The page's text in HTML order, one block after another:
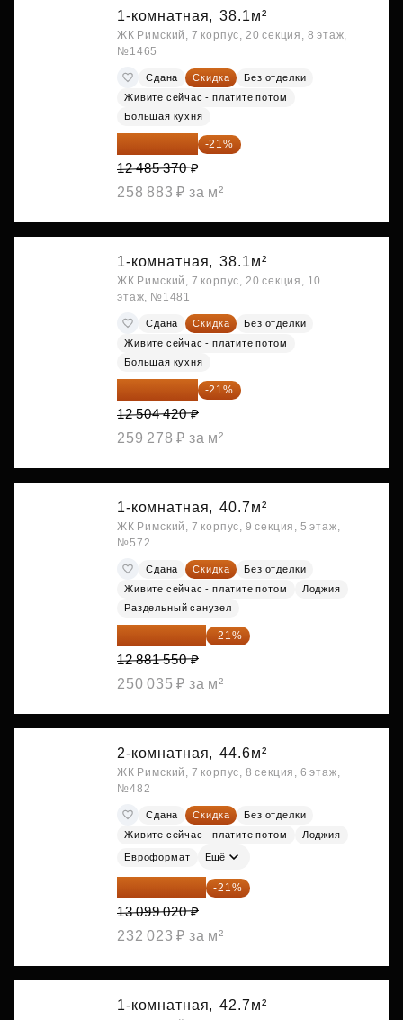
1-комнатная, 38.1м²
ЖК Римский, 7 корпус, 20 секция, 8 этаж,
№1465
Сдана Скидка
Без отделки
Живите сейчас - платите потом
Большая кухня
-21%
12 485 370 ₽
258 883 ₽ за м²
1-комнатная, 38.1м²
ЖК Римский, 7 корпус, 20 секция, 10
этаж, №1481
Сдана Скидка
Без отделки
Живите сейчас - платите потом
Большая кухня
-21%
12 504 420 ₽
259 278 ₽ за м²
1-комнатная, 40.7м²
ЖК Римский, 7 корпус, 9 секция, 5 этаж,
№572
Сдана Скидка
Без отделки
Живите сейчас - платите потом
Лоджия
Раздельный санузел
10 176 425 ₽ -21%
12 881 550 ₽
250 035 ₽ за м²
2-комнатная, 44.6м²
ЖК Римский, 7 корпус, 8 секция, 6 этаж,
№482
Сдана Скидка
Без отделки
Живите сейчас - платите потом
Лоджия
Евроформат Ещё
10 348 226 ₽ -21%
13 099 020 ₽
232 023 ₽ за м²
1-комнатная, 42.7м²